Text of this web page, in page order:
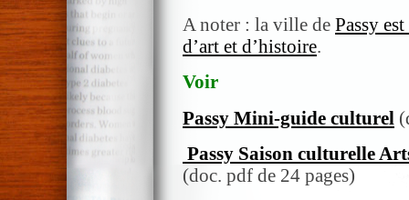
A noter : la ville de Passy
d’art et d’histoire.
Voir
Passy Mini-guide culturel
Passy Saison culturelle
(doc. pdf de 24 pages)